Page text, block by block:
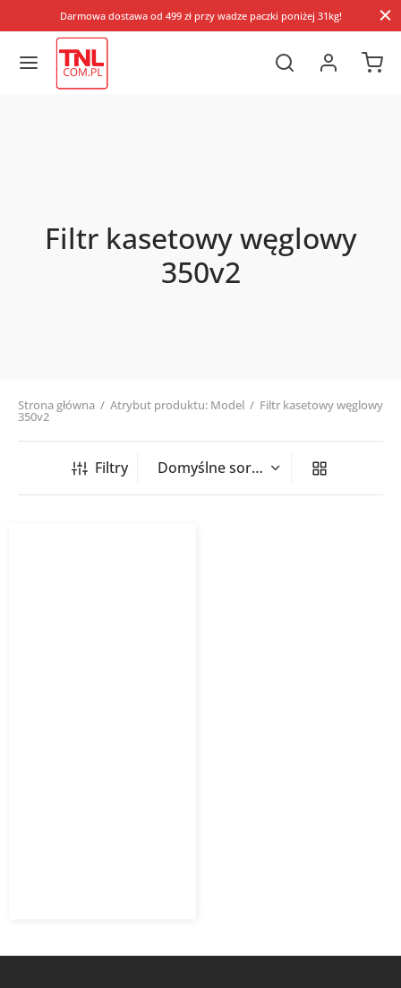
Darmowa dostawa od 499 zł przy wadze paczki poniżej 31kg!
Filtr kasetowy węglowy
350v2
Strona główna / Atrybut produktu: Model / Filtr kasetowy węglowy
350v2
Filtry